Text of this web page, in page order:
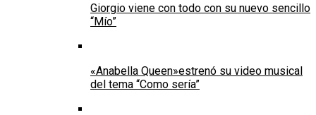
Giorgio viene con todo con su nuevo sencillo
“Mío”
«Anabella Queen»estrenó su video musical
del tema “Como sería”